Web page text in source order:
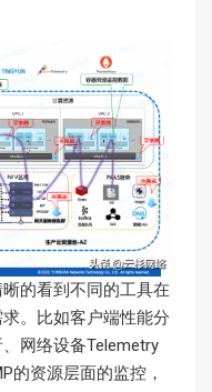
的看到不同的工具在
。比如客户端性能分
网络设备Telemetry
的资源层面的监控，